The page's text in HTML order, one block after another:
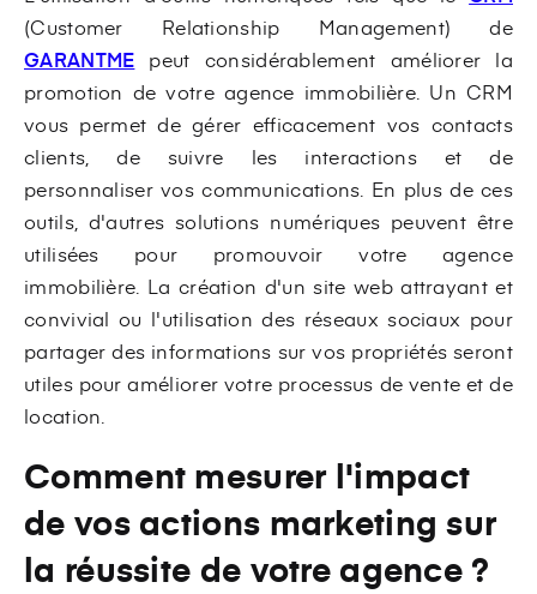
(Customer Relationship Management) de
GARANTME peut considérablement améliorer la
promotion de votre agence immobilière. Un CRM
vous permet de gérer efficacement vos contacts
clients, de suivre les interactions et de
personnaliser vos communications. En plus de ces
outils, d'autres solutions numériques peuvent être
utilisées pour promouvoir votre agence
immobilière. La création d'un site web attrayant et
convivial ou l'utilisation des réseaux sociaux pour
partager des informations sur vos propriétés seront
utiles pour améliorer votre processus de vente et de
location.
Comment mesurer l'impact
de vos actions marketing sur
la réussite de votre agence ?